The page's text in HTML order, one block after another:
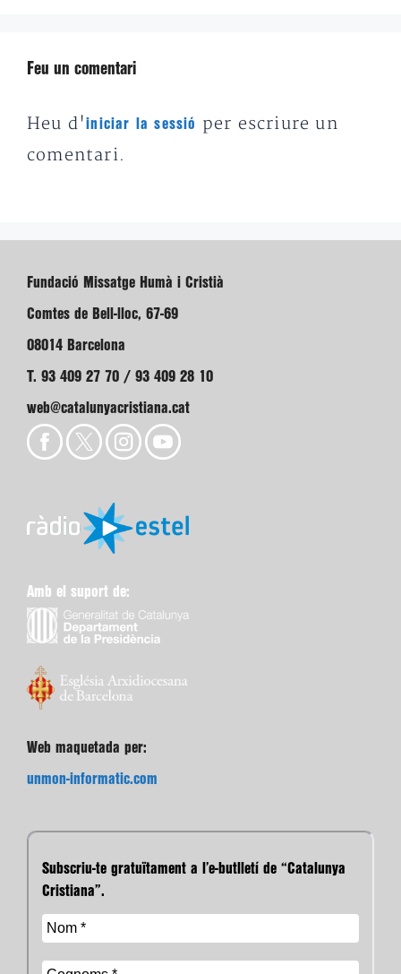
Feu un comentari
Heu d'iniciar la sessió
per escriure un
comentari.
Fundació Missatge Humà i Cristià
Comtes de Bell-lloc, 67-69
08014 Barcelona
T. 93 409 27 70 / 93 409 28 10
web@catalunyacristiana.cat
Amb el suport de:
Web maquetada per:
unmon-informatic.com
Subscriu-te gratuïtament a l’e-butlletí de “Catalunya
Cristiana”.